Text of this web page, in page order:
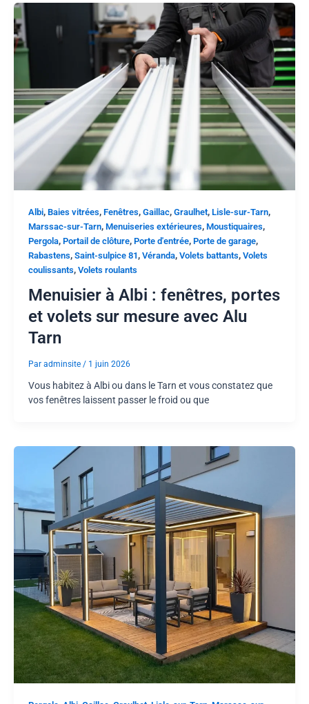
Albi, Baies vitrées, Fenêtres, Gaillac, Graulhet, Lisle-sur-Tarn,
Marssac-sur-Tarn, Menuiseries extérieures, Moustiquaires,
Pergola, Portail de clôture, Porte d'entrée, Porte de garage,
Rabastens, Saint-sulpice 81 , Véranda, Volets battants, Volets
coulissants, Volets roulants
Menuisier à Albi : fenêtres, portes
et volets sur mesure avec Alu
Tarn
Par adminsite / 1 juin 2026
Vous habitez à Albi ou dans le Tarn et vous constatez que
vos fenêtres laissent passer le froid ou que